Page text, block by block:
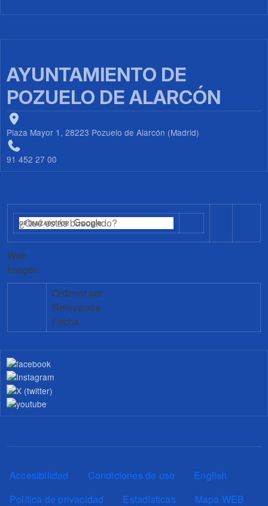
AYUNTAMIENTO DE
POZUELO DE ALARCÓN
Plaza Mayor 1, 28223 Pozuelo de Alarcón (Madrid)
91 452 27 00
Web
Imagen
Ordenar por
Relevancia
Fecha
Pie de página
Accesibilidad Condiciones de uso
English
Política de privacidad
Estadísticas Mapa WEB